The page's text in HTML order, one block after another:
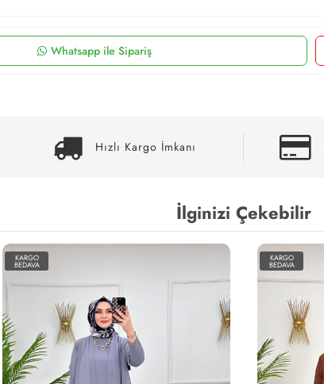
Whatsapp ile Sipariş
Hızlı Kargo İmkanı
İlginizi Çekebilir